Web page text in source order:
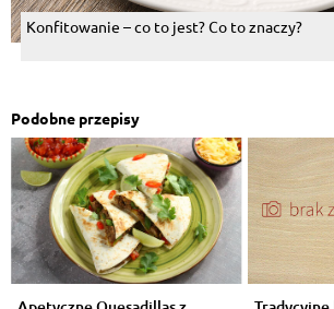
Konfitowanie – co to jest? Co to znaczy?
Podobne przepisy